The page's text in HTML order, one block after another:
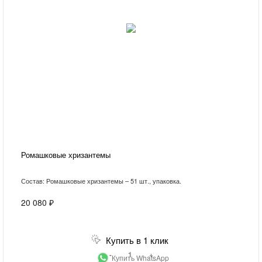
Ромашковые хризантемы
Состав: Ромашковые хризантемы – 51 шт., упаковка.
20 080 ₽
Купить в 1 клик
Купить WhatsApp
- +